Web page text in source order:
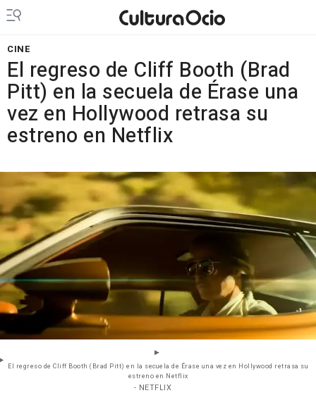
CINE
El regreso de Cliff Booth (Brad
Pitt) en la secuela de Érase una
vez en Hollywood retrasa su
estreno en Netflix
El regreso de Cliff Booth (Brad Pitt) en la secuela de Érase una vez en Hollywood retrasa su
estreno en Netflix
- NETFLIX